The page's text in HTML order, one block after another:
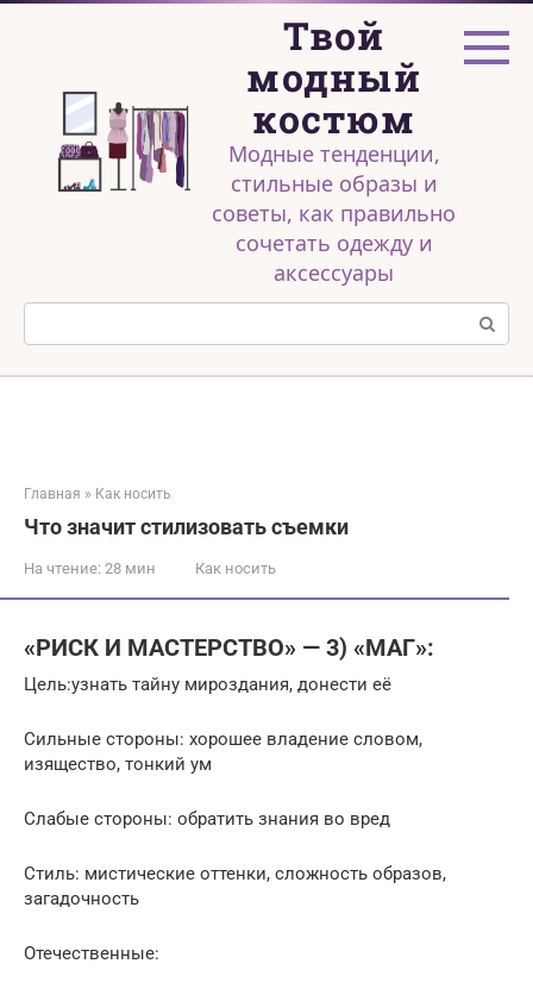
Перейти
Твой
модный
костюм
Модные тенденции,
стильные образы и
советы, как правильно
сочетать одежду и
аксессуары
Поиск:
Главная » Как носить
Что значит стилизовать съемки
На чтение: 28 мин Как носить
«РИСК И МАСТЕРСТВО» — 3) «МАГ»:
Цель:узнать тайну мироздания, донести её
Сильные стороны: хорошее владение словом,
изящество, тонкий ум
Слабые стороны: обратить знания во вред
Стиль: мистические оттенки, сложность образов,
загадочность
Отечественные: